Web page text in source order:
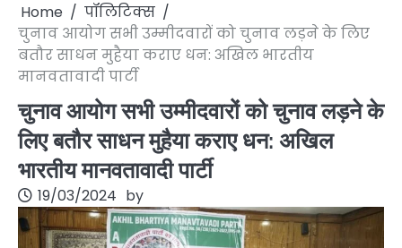
Home
पॉलिटिक्स
चुनाव आयोग सभी उम्मीदवारों को चुनाव लड़ने के लिए
बतौर साधन मुहैया कराए धन: अखिल भारतीय
मानवतावादी पार्टी
चुनाव आयोग सभी उम्मीदवारों को चुनाव लड़ने के
लिए बतौर साधन मुहैया कराए धन: अखिल
भारतीय मानवतावादी पार्टी
19/03/2024 by